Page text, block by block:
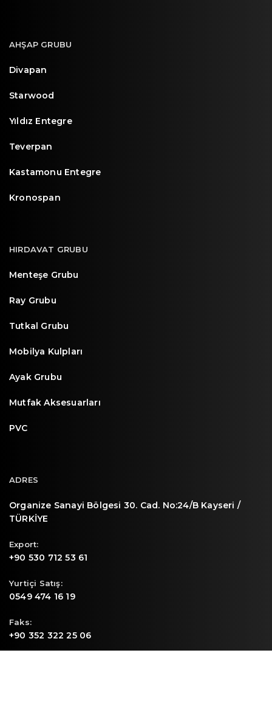
AHŞAP GRUBU
Divapan
Starwood
Yıldız Entegre
Teverpan
Kastamonu Entegre
Kronospan
HIRDAVAT GRUBU
Menteşe Grubu
Ray Grubu
Tutkal Grubu
Mobilya Kulpları
Ayak Grubu
Mutfak Aksesuarları
PVC
ADRES
Organize Sanayi Bölgesi 30. Cad. No:24/B Kayseri /
TÜRKİYE
Export:
+90 530 712 53 61
Yurtiçi Satış:
0549 474 16 19
Faks:
+90 352 322 25 06